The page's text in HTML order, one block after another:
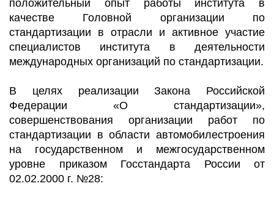
положительный опыт работы института в
качестве Головной организации по
стандартизации в отрасли и активное участие
специалистов института в деятельности
международных организаций по стандартизации.
В целях реализации Закона Российской
Федерации «О стандартизации»,
совершенствования организации работ по
стандартизации в области автомобилестроения
на государственном и межгосударственном
уровне приказом Госстандарта России от
02.02.2000 г. №28: